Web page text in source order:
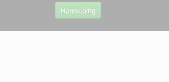
Herroeping